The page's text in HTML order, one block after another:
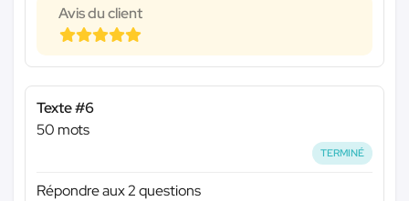
Avis du client
Texte #6
50 mots
TERMINÉ
Répondre aux 2 questions